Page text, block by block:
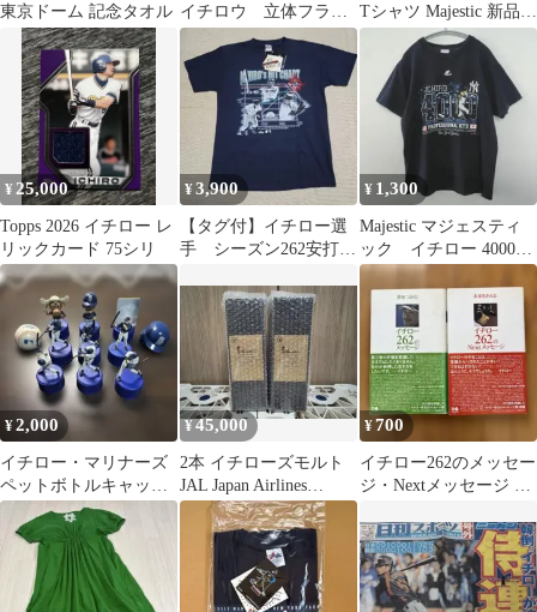
東京ドーム 記念タオル イチロウ 立体フラワ
ー刺繍ワンピース
Tシャツ Majestic 新品
イチロー
¥ 25,000
Topps 2026 イチロー レ
リックカード 75シリ
¥3,900
【タグ付】イチロー選
手 シーズン262安打達
ビー M
¥ 1,300
Majestic マジェスティ
ック イチロー 4000本
安打達成記念 Tシャツ
¥2,000
イチロー・マリナーズ
ペットボトルキャップ
11体
¥45,000
2本 イチローズモルト
JAL Japan Airlines
Exclusive
¥700
イチロー262のメッセー
ジ・Nextメッセージ 2